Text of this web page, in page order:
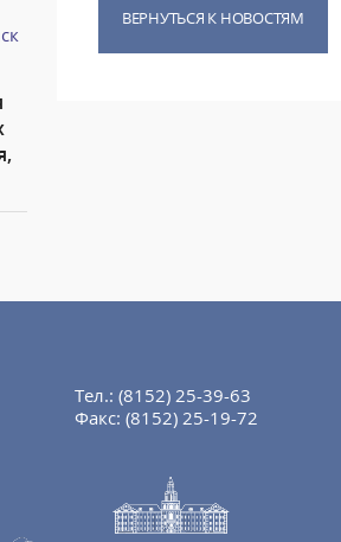
ВЕРНУТЬСЯ К НОВОСТЯМ
Тел.: (8152) 25-39-63
Факс: (8152) 25-19-72